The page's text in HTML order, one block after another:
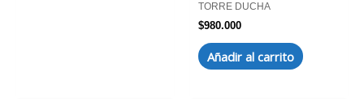
TORRE DUCHA
$980.000
Añadir al carrito